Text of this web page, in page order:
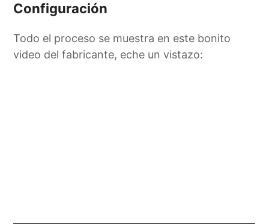
Configuración
Todo el proceso se muestra en este bonito
video del fabricante, eche un vistazo: